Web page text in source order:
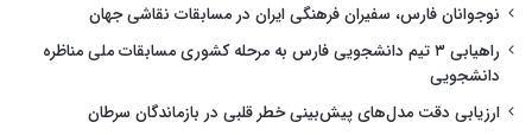
نوجوانان فارس، سفیران فرهنگی ایران در مسابقات نقاشی جهان
راهیابی ۳ تیم دانشجویی فارس به مرحله کشوری مسابقات ملی مناظره
دانشجویی
ارزیابی دقت مدل‌های پیش‌بینی خطر قلبی در بازماندگان سرطان